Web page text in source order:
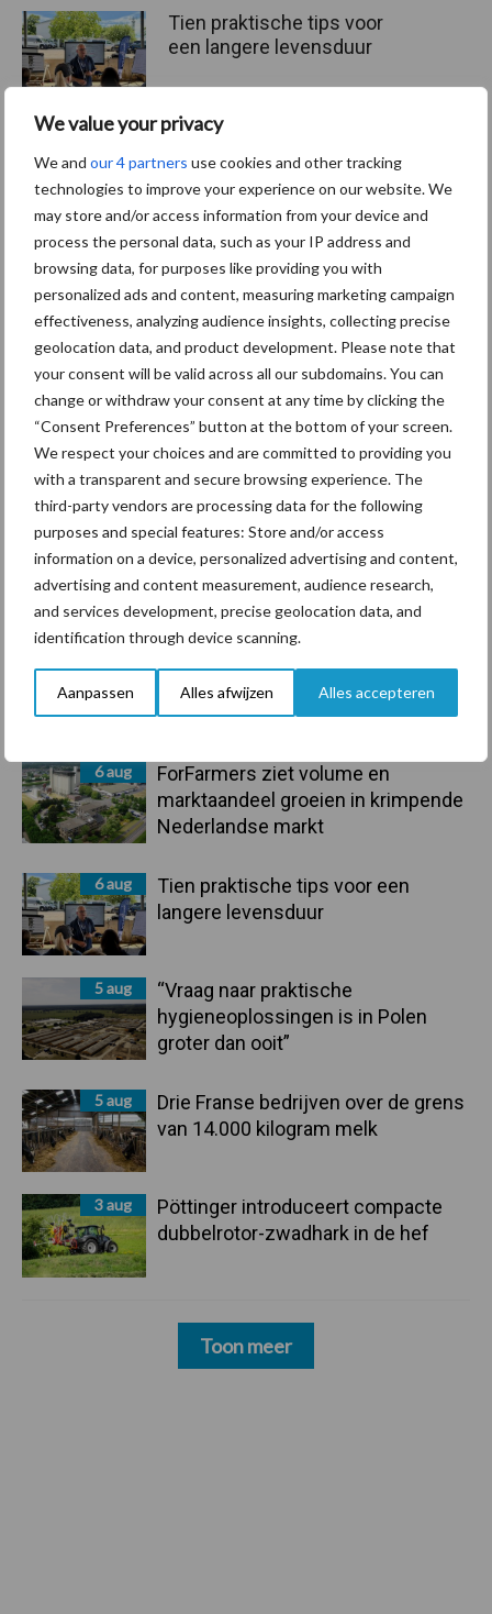
We value your privacy
We and our 4 partners use cookies and other tracking
technologies to improve your experience on our website. We
may store and/or access information from your device and
process the personal data, such as your IP address and
browsing data, for purposes like providing you with
personalized ads and content, measuring marketing campaign
effectiveness, analyzing audience insights, collecting precise
geolocation data, and product development. Please note that
your consent will be valid across all our subdomains. You can
change or withdraw your consent at any time by clicking the
“Consent Preferences” button at the bottom of your screen.
We respect your choices and are committed to providing you
with a transparent and secure browsing experience. The
third-party vendors are processing data for the following
purposes and special features: Store and/or access
information on a device, personalized advertising and content,
advertising and content measurement, audience research,
and services development, precise geolocation data, and
identification through device scanning.
Aanpassen Alles afwijzen Alles accepteren
Primaire
Recent nieuws Partner nieuws
6 aug
ForFarmers ziet volume en
marktaandeel groeien in krimpende
Nederlandse markt
6 aug
Tien praktische tips voor een
langere levensduur
5 aug
“Vraag naar praktische
hygieneoplossingen is in Polen
groter dan ooit”
5 aug
Drie Franse bedrijven over de grens
van 14.000 kilogram melk
3 aug
Pöttinger introduceert compacte
dubbelrotor-zwadhark in de hef
Toon meer
Tien praktische tips voor
een langere levensduur
“Vraag naar praktische
hygieneoplossingen is in
Polen groter dan ooit”
Diergezondheid Bemesting Fokkerij
Mastitis Hittestress
Toon meer